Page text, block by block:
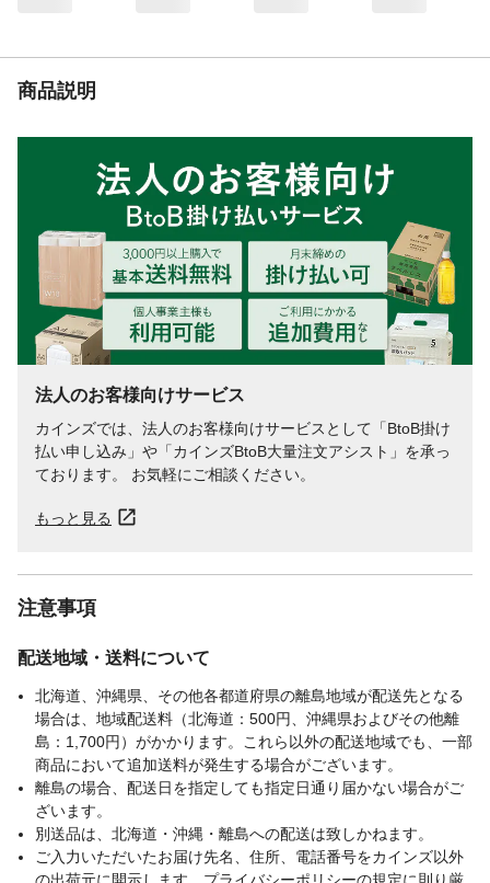
原産国
日本
3.5m
10000V
最大有効距離:600m(※セット内容100m)
重量
本体:3.0kg、セット重量:8.0kg
対応獣種
イノシシ、ハクビシン、アライグマ、タヌ
キ、キツネ
商品説明
法人のお客様向けサービス
カインズでは、法人のお客様向けサービスとして「BtoB掛け
払い申し込み」や「カインズBtoB大量注文アシスト」を承っ
ております。 お気軽にご相談ください。
もっと見る
注意事項
配送地域・送料について
北海道、沖縄県、その他各都道府県の離島地域が配送先となる
場合は、地域配送料（北海道：500円、沖縄県およびその他離
島：1,700円）がかかります。これら以外の配送地域でも、一部
商品において追加送料が発生する場合がございます。
離島の場合、配送日を指定しても指定日通り届かない場合がご
ざいます。
別送品は、北海道・沖縄・離島への配送は致しかねます。
ご入力いただいたお届け先名、住所、電話番号をカインズ以外